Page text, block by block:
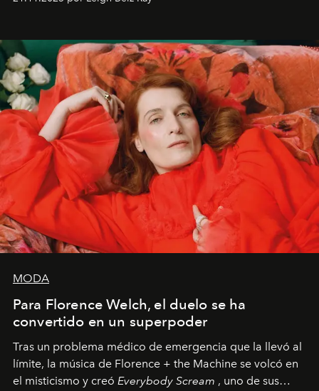
importa si no lo entienden’”, confiesa.
MODA
Para Florence Welch, el duelo se ha
convertido en un superpoder
Tras un problema médico de emergencia que la llevó al
límite, la música de Florence + the Machine se volcó en
el misticismo y creó Everybody Scream , uno de sus